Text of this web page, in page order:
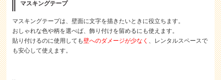
マスキングテープ
マスキングテープは、壁面に文字を描きたいときに役立ちます。
おしゃれな色や柄を選べば、飾り付けを留めるにも使えます。
貼り付けるのに使用しても壁へのダメージが少なく 、レンタルスペースで
も安心して使えます。